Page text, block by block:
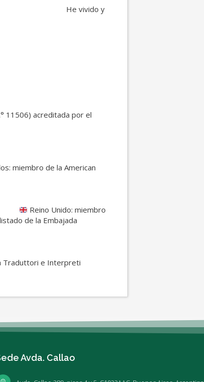
y
11506) acreditada por el
miembro de la American
Reino Unido: miembro
de la Embajada
Traduttori e Interpreti
Avda. Callao